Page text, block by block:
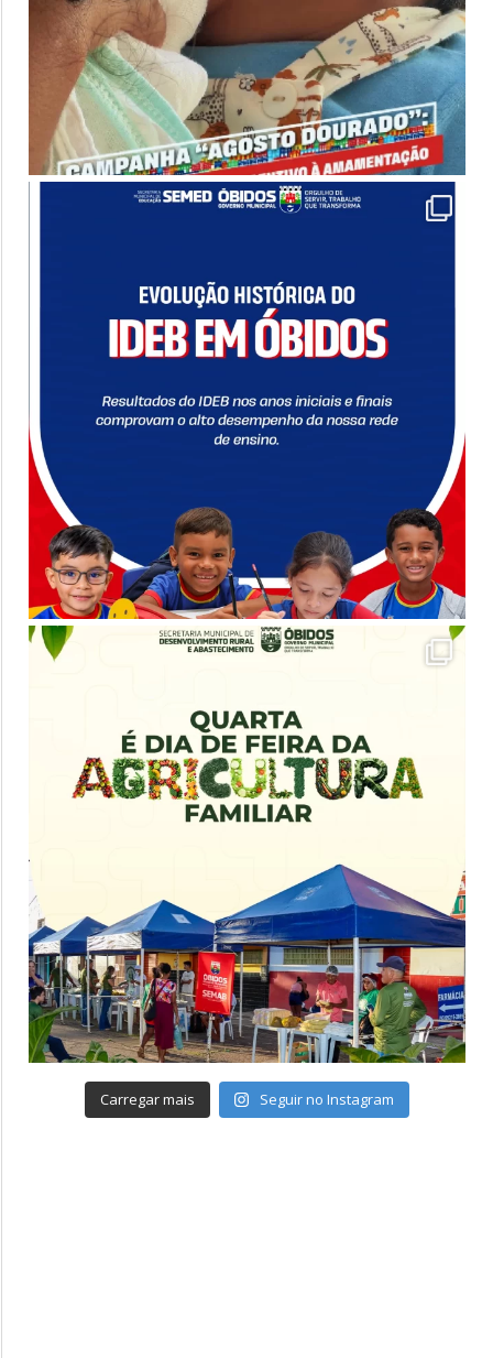
Carregar mais Seguir no Instagram